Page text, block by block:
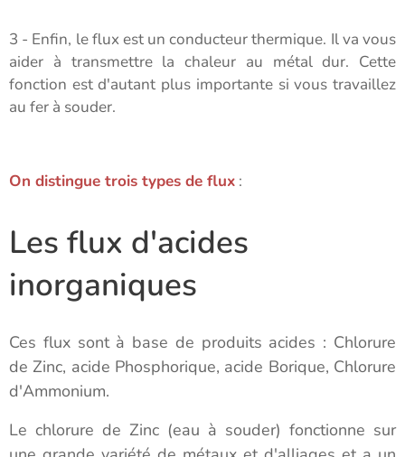
3 - Enfin, le flux est un conducteur thermique. Il va vous
aider à transmettre la chaleur au métal dur. Cette
fonction est d'autant plus importante si vous travaillez
au fer à souder.
On distingue trois types de flux :
Les flux d'acides
inorganiques
Ces flux sont à base de produits acides : Chlorure
de Zinc, acide Phosphorique, acide Borique, Chlorure
d'Ammonium.
Le chlorure de Zinc (eau à souder) fonctionne sur